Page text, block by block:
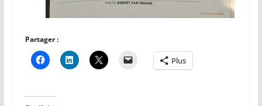
Partager :
Plus